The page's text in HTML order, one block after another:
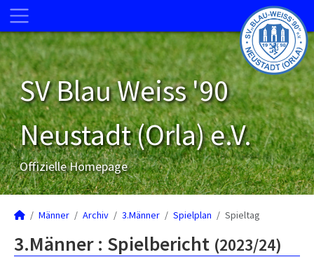
SV Blau Weiss '90
Neustadt (Orla) e.V.
Offizielle Homepage
Männer Archiv 3.Männer Spielplan Spieltag
3.Männer : Spielbericht (2023/24)